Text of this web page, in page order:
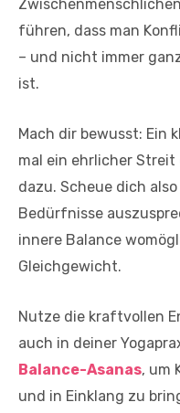
führen, dass man
– und nicht immer
ist.
Mach dir bewusst: Ein
mal ein ehrlicher
dazu. Scheue dich
Bedürfnisse
innere Balance
Gleichgewicht.
Nutze die kraftvollen
auch in deiner
Balance-Asanas, um
und in Einklang zu